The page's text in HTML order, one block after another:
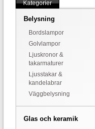
Kategorier
Belysning
Bordslampor
Golvlampor
Ljuskronor &
takarmaturer
Ljusstakar &
kandelabrar
Väggbelysning
Glas och keramik